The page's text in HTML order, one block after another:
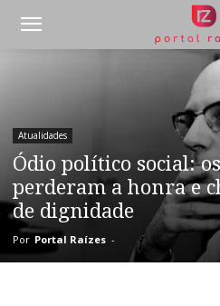
Atualidades
Ódio político social:
perderam a honra e
de dignidade
Por Portal Raízes -